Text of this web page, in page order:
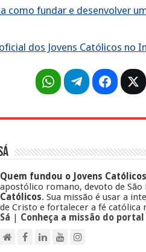
como fundar e desenvolver
dos Jovens Católicos no
Quem fundou o Jovens
apostólico romano, devoto de São
Católicos. Sua missão é usar a
de Cristo e fortalecer a fé católica
Sá
Conheça a missão do portal